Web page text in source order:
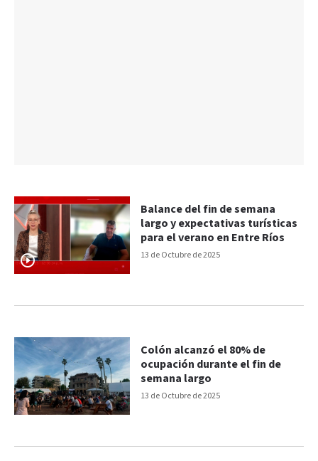
13 de Octubre de 2025
Balance del fin de semana
largo y expectativas turísticas
para el verano en Entre Ríos
13 de Octubre de 2025
Colón alcanzó el 80% de
ocupación durante el fin de
semana largo